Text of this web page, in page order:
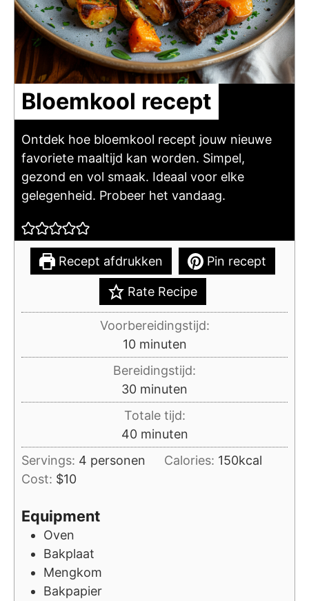
Bloemkool recept
Ontdek hoe bloemkool recept jouw nieuwe
favoriete maaltijd kan worden. Simpel,
gezond en vol smaak. Ideaal voor elke
gelegenheid. Probeer het vandaag.
Recept afdrukken Pin recept
Rate Recipe
Voorbereidingstijd:
10minuten
minuten
Bereidingstijd:
30minuten
minuten
Totale tijd:
40minuten
minuten
Servings: 4 personen Calories: 150kcal
Cost: $10
Equipment
Oven
Bakplaat
Mengkom
Bakpapier